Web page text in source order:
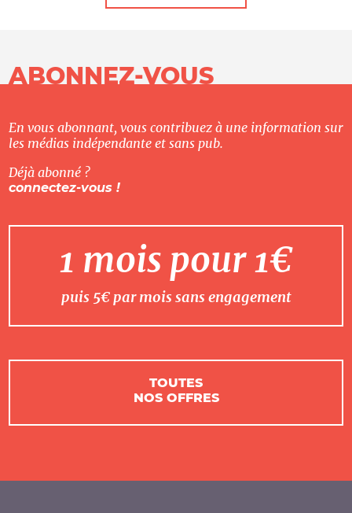
ABONNEZ-VOUS
En vous abonnant, vous contribuez à une information sur
les médias indépendante et sans pub.
Déjà abonné ?
connectez-vous !
1 mois pour 1€
puis 5€ par mois sans engagement
TOUTES
NOS OFFRES